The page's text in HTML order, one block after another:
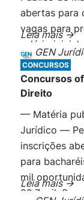
abertas para
vagas para
salário inicial
inscrever
três anos de
Leia mais ->
GEN
CONCURSOS
Concursos
Direito
— Matéria
Jurídico —
inscrições
para
mil
22,7 mil.
Leia mais ->